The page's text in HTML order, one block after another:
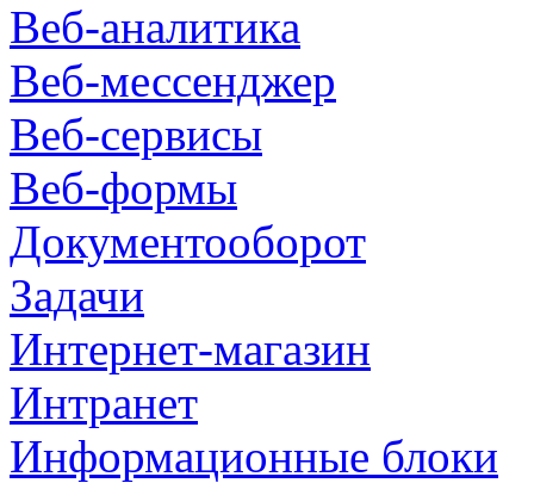
Веб-аналитика
Веб-мессенджер
Веб-сервисы
Веб-формы
Документооборот
Задачи
Интернет-магазин
Интранет
Информационные блоки